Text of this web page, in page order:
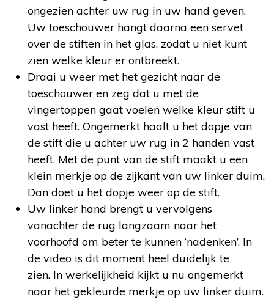
ongezien achter uw rug in uw hand geven.
Uw toeschouwer hangt daarna een servet
over de stiften in het glas, zodat u niet kunt
zien welke kleur er ontbreekt.
Draai u weer met het gezicht naar de
toeschouwer en zeg dat u met de
vingertoppen gaat voelen welke kleur stift u
vast heeft. Ongemerkt haalt u het dopje van
de stift die u achter uw rug in 2 handen vast
heeft. Met de punt van de stift maakt u een
klein merkje op de zijkant van uw linker duim.
Dan doet u het dopje weer op de stift.
Uw linker hand brengt u vervolgens
vanachter de rug langzaam naar het
voorhoofd om beter te kunnen ‘nadenken’. In
de video is dit moment heel duidelijk te
zien. In werkelijkheid kijkt u nu ongemerkt
naar het gekleurde merkje op uw linker duim.